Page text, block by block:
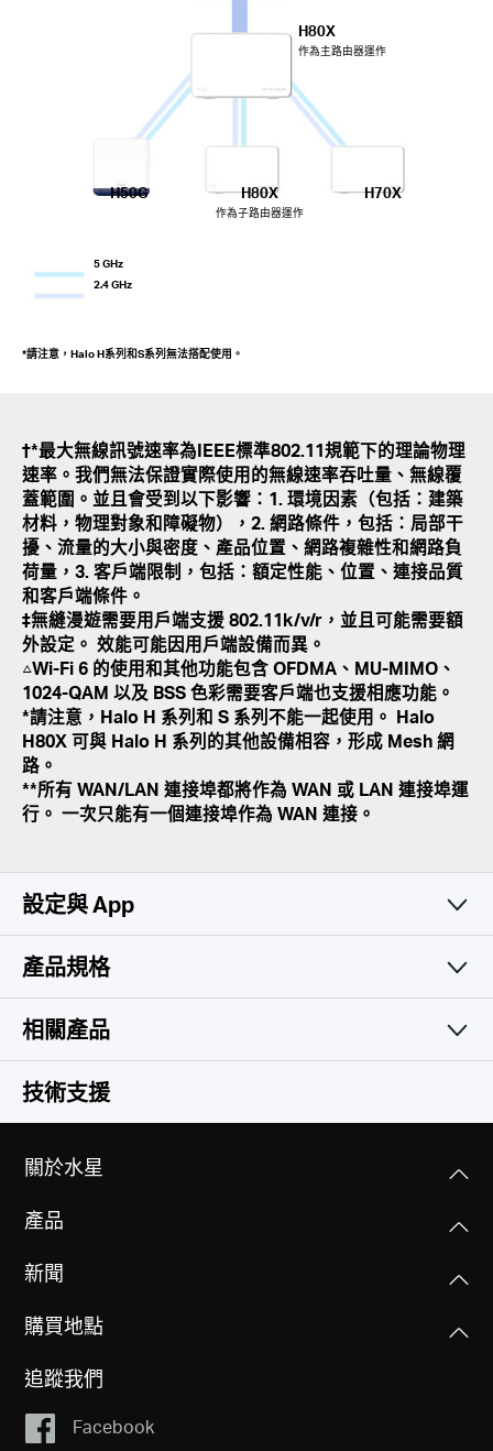
*請注意，Halo H系列和S系列無法搭配使用。
H80X
作為主路由器運作
H80X
作為子路由器運作
H70X
H50G
5 GHz
2.4 GHz
†*最大無線訊號速率為IEEE標準802.11規範下的理論物理
速率。我們無法保證實際使用的無線速率吞吐量、無線覆
蓋範圍。並且會受到以下影響：1. 環境因素（包括：建築
材料，物理對象和障礙物），2. 網路條件，包括：局部干
擾、流量的大小與密度、產品位置、網路複雜性和網路負
荷量，3. 客戶端限制，包括：額定性能、位置、連接品質
和客戶端條件。
‡無縫漫遊需要用戶端支援 802.11k/v/r，並且可能需要額
外設定。 效能可能因用戶端設備而異。
△Wi-Fi 6 的使用和其他功能包含 OFDMA、MU-MIMO、
1024-QAM 以及 BSS 色彩需要客戶端也支援相應功能。
*請注意，Halo H 系列和 S 系列不能一起使用。 Halo
H80X 可與 Halo H 系列的其他設備相容，形成 Mesh 網
路。
**所有 WAN/LAN 連接埠都將作為 WAN 或 LAN 連接埠運
行。 一次只能有一個連接埠作為 WAN 連接。
設定與 App
簡易且實用
Mercusys App相容性設備列表
產品規格
無線網路
無線標準
Wi-Fi 6
IEEE 802.11ax/n/b/g 2.4 GHz
訊號速率
接收靈敏度
11g 6Mbps:-96.5dBm
11AX HE20 MCS0:-96.5dBm
軟體功能
運作模式
無線路由器、基地台
服務品質(QoS)
WAN 連接類型
管理
本地管理、遠端管理、多管理員
硬體功能
尺寸大小(長 X 寬 X 高)
5 × 3.2 × 3.3 英吋 (128 × 81 × 83.7 毫米〔mm〕)
連接介面
(自動偵測WAN/LAN)
按鈕
其他
包裝內容
3× Halo H80X
3× 變壓器
運作溫度: 0°C~40°C (32°F~104°F)
相關產品
技術支援
關於水星
產品
新聞
購買地點
追蹤我們
Facebook